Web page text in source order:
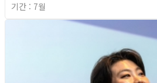
기간 : 7월